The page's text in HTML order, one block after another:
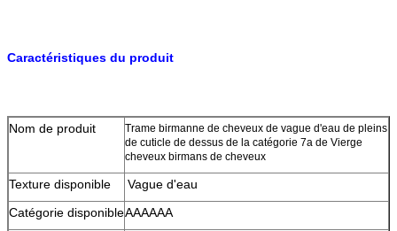
Caractéristiques du produit
Nom de produit
Trame birmanne de cheveux de vague d'eau de pleins
de cuticle de dessus de la catégorie 7a de Vierge
cheveux birmans de cheveux
Texture disponible
Vague d'eau
Catégorie disponibleAAAAAA